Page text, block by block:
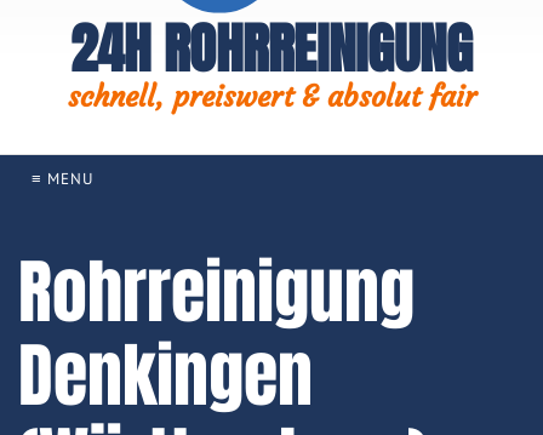
24H ROHRREINIGUNG
schnell, preiswert & absolut fair
≡ MENU
Rohrreinigung
Denkingen